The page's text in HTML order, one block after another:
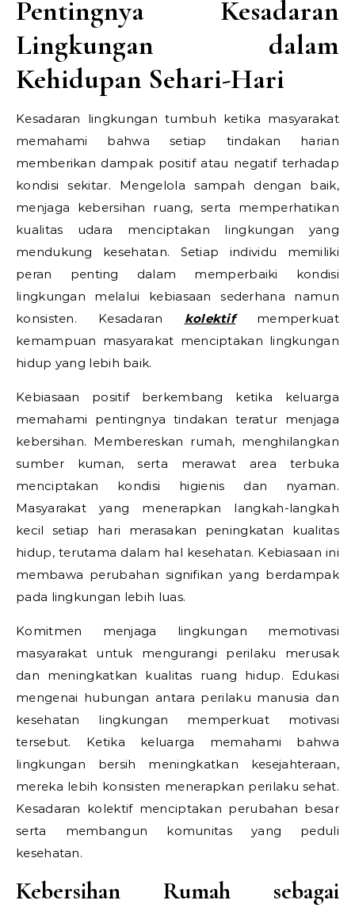
Pentingnya Kesadaran
Lingkungan dalam
Kehidupan Sehari-Hari
Kesadaran lingkungan tumbuh ketika masyarakat
memahami bahwa setiap tindakan harian
memberikan dampak positif atau negatif terhadap
kondisi sekitar. Mengelola sampah dengan baik,
menjaga kebersihan ruang, serta memperhatikan
kualitas udara menciptakan lingkungan yang
mendukung kesehatan. Setiap individu memiliki
peran penting dalam memperbaiki kondisi
lingkungan melalui kebiasaan sederhana namun
konsisten. Kesadaran kolektifmemperkuat
kemampuan masyarakat menciptakan lingkungan
hidup yang lebih baik.
Kebiasaan positif berkembang ketika keluarga
memahami pentingnya tindakan teratur menjaga
kebersihan. Membereskan rumah, menghilangkan
sumber kuman, serta merawat area terbuka
menciptakan kondisi higienis dan nyaman.
Masyarakat yang menerapkan langkah-langkah
kecil setiap hari merasakan peningkatan kualitas
hidup, terutama dalam hal kesehatan. Kebiasaan ini
membawa perubahan signifikan yang berdampak
pada lingkungan lebih luas.
Komitmen menjaga lingkungan memotivasi
masyarakat untuk mengurangi perilaku merusak
dan meningkatkan kualitas ruang hidup. Edukasi
mengenai hubungan antara perilaku manusia dan
kesehatan lingkungan memperkuat motivasi
tersebut. Ketika keluarga memahami bahwa
lingkungan bersih meningkatkan kesejahteraan,
mereka lebih konsisten menerapkan perilaku sehat.
Kesadaran kolektif menciptakan perubahan besar
serta membangun komunitas yang peduli
kesehatan.
Kebersihan Rumah sebagai